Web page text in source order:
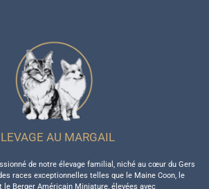
AU MARGAIL
de notre élevage familial, niché au cœur du Gers
races exceptionnelles telles que le Maine Coon, le
le Berger Américain Miniature, élevées avec